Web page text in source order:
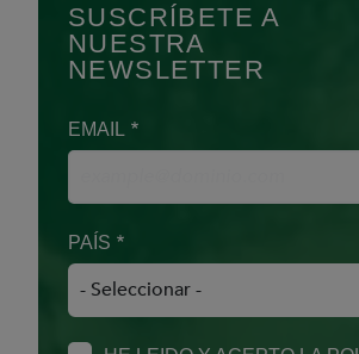
SUSCRÍBETE A
NUESTRA
NEWSLETTER
EMAIL
PAÍS